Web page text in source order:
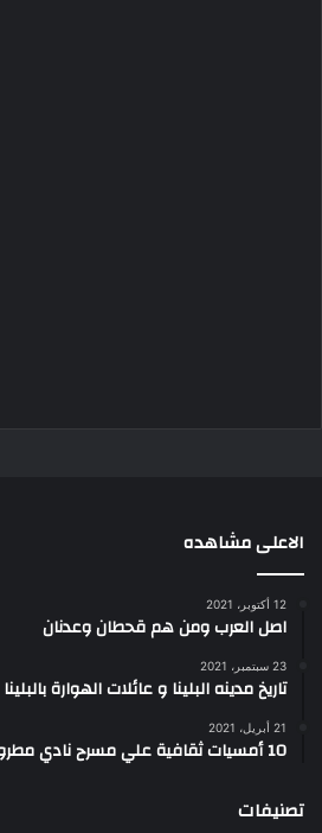
الاعلى مشاهده
12 أكتوبر، 2021
اصل العرب ومن هم قحطان وعدنان
23 سبتمبر، 2021
تاريخ مدينه البلينا و عائلات الهوارة بالبلينا
21 أبريل، 2021
10 أمسيات ثقافية علي مسرح نادي مطروح الإجتماعي في رمضان
تصنيفات